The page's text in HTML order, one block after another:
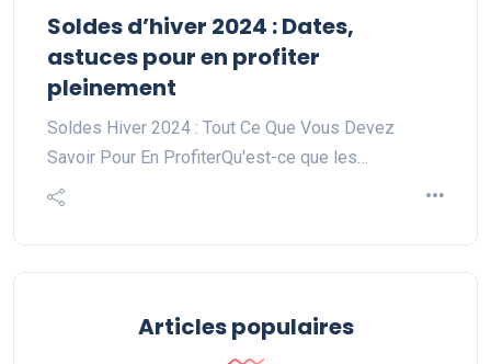
Soldes d’hiver 2024 : Dates,
astuces pour en profiter
pleinement
Soldes Hiver 2024 : Tout Ce Que Vous Devez
Savoir Pour En ProfiterQu'est-ce que les…
Articles populaires